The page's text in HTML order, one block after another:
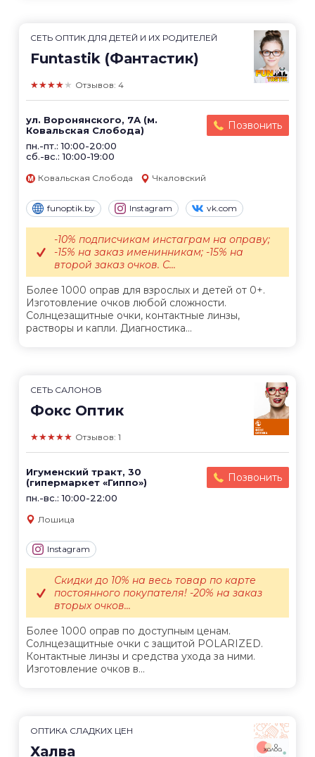
СЕТЬ ОПТИК ДЛЯ ДЕТЕЙ И ИХ РОДИТЕЛЕЙ
Funtastik (Фантастик)
★★★★★ Отзывов: 4
ул. Воронянского, 7А (м.
Ковальская Слобода)
пн.-пт.: 10:00-20:00
сб.-вс.: 10:00-19:00
Позвонить
Ковальская Слобода Чкаловский
funoptik.by Instagram vk.com
Более 1000 оправ для взрослых и детей от 0+.
Изготовление очков любой сложности.
Солнцезащитные очки, контактные линзы,
растворы и капли. Диагностика...
-10% подписчикам инстаграм на оправу;
-15% на заказ именинникам; -15% на
второй заказ очков. С...
СЕТЬ САЛОНОВ
Фокс Оптик
★★★★★ Отзывов: 1
Игуменский тракт, 30
(гипермаркет «Гиппо»)
пн.-вс.: 10:00-22:00
Позвонить
Лошица
Instagram
Более 1000 оправ по доступным ценам.
Солнцезащитные очки с защитой POLARIZED.
Контактные линзы и средства ухода за ними.
Изготовление очков в...
Скидки до 10% на весь товар по карте
постоянного покупателя! -20% на заказ
вторых очков...
ОПТИКА СЛАДКИХ ЦЕН
Халва